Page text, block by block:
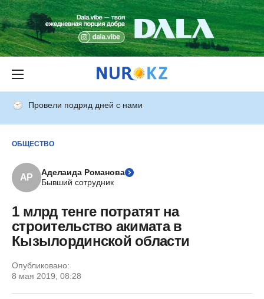
Провели подряд дней с нами
ОБЩЕСТВО
АР
Аделаида Романова
Бывший сотрудник
1 млрд тенге потратят на
строительство акимата в
Кызылординской области
Опубликовано:
8 мая 2019, 08:28